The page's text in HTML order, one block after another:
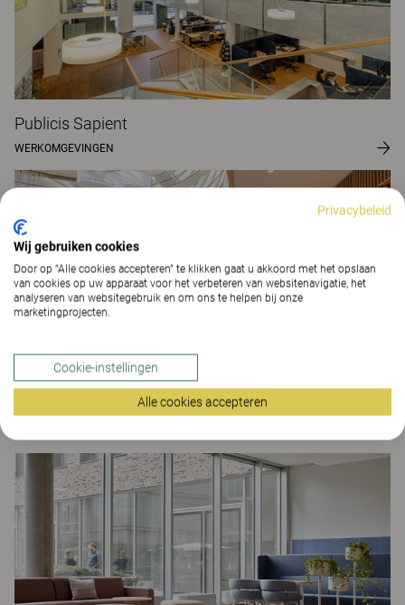
Publicis Sapient
WERKOMGEVINGEN
AstraZeneca Stockholm
Privacybeleid
Wij gebruiken cookies
Door op “Alle cookies accepteren” te klikken gaat u akkoord met het opslaan
van cookies op uw apparaat voor het verbeteren van websitenavigatie, het
analyseren van websitegebruik en om ons te helpen bij onze
marketingprojecten.
Cookie-instellingen
Alle cookies accepteren